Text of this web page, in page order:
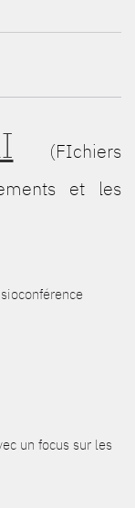
(FIchiers
et les
un focus sur les